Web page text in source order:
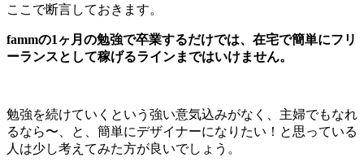
ここで断言しておきます。
fammの1ヶ月の勉強で卒業するだけでは、在宅で簡単にフリ
ーランスとして稼げるラインまではいけません。
勉強を続けていくという強い意気込みがなく、主婦でもなれ
るなら〜、と、簡単にデザイナーになりたい！と思っている
人は少し考えてみた方が良いでしょう。